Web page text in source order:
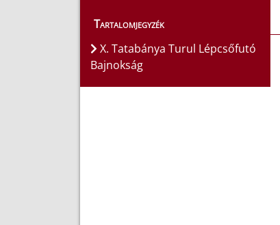
Tartalomjegyzék
X. Tatabánya Turul Lépcsőfutó
Bajnokság